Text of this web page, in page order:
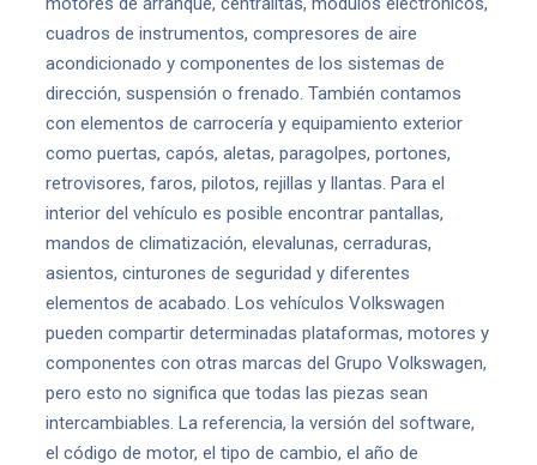
cuadros de instrumentos, compresores de aire
acondicionado y componentes de los sistemas de
dirección, suspensión o frenado. También contamos
con elementos de carrocería y equipamiento exterior
como puertas, capós, aletas, paragolpes, portones,
retrovisores, faros, pilotos, rejillas y llantas. Para el
interior del vehículo es posible encontrar pantallas,
mandos de climatización, elevalunas, cerraduras,
asientos, cinturones de seguridad y diferentes
elementos de acabado. Los vehículos Volkswagen
pueden compartir determinadas plataformas, motores y
componentes con otras marcas del Grupo Volkswagen,
pero esto no significa que todas las piezas sean
intercambiables. La referencia, la versión del software,
el código de motor, el tipo de cambio, el año de